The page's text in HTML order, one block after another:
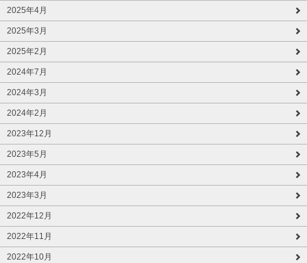
2025年4月
2025年3月
2025年2月
2024年7月
2024年3月
2024年2月
2023年12月
2023年5月
2023年4月
2023年3月
2022年12月
2022年11月
2022年10月